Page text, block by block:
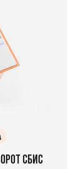
СБИС